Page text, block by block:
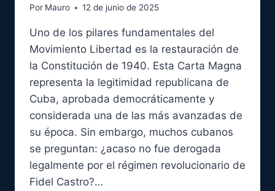
Por Mauro 12 de junio de 2025
Uno de los pilares fundamentales del
Movimiento Libertad es la restauración de
la Constitución de 1940. Esta Carta Magna
representa la legitimidad republicana de
Cuba, aprobada democráticamente y
considerada una de las más avanzadas de
su época. Sin embargo, muchos cubanos
se preguntan: ¿acaso no fue derogada
legalmente por el régimen revolucionario de
Fidel Castro?…